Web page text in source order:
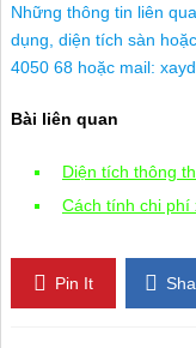
Những thông tin liên
dụng, diện tích sàn
4050 68 hoặc mail:
Bài liên quan
Diện tích thông
Cách tính chi phí
Pin It